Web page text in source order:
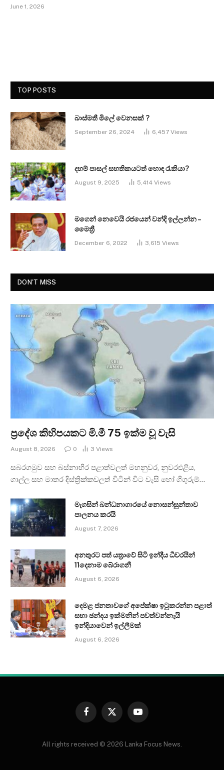
June 1, 2026
TOP POSTS
බාස්මතී මිලේ වෙනසක් ?
September 26, 2024 6,457 Views
දහම් පාසල් සහතිකයටත් හොඳ රැකියා?
August 9, 2025 5,414 Views
මගෙන් නෙවෙයි රජයෙන් වන්දි ඉල්ලන්න –
මෛත්‍රී
December 6, 2022 3,615 Views
DON'T MISS
ප්‍රදේශ කිහිපයකට මි.මී 75 ඉක්ම වූ වැසි
August 8, 2026 0 3 Views
සබරගමුව සහ බස්නාහිර පළාත්වලත් මහනුවර, නුවරඑළිය,
ගාල්ල සහ මාතර දිස්ත්‍රික්කවලත් විටින් විට වැසි හෝ ගිගුරුම්…
මැගසින් බන්ධනාගාරයේ නොසන්සුන්තාව
පාලනය කරයි
August 7, 2026
අනතුරට පත් යත්‍රාවේ සිටි ඉන්දීය ධීවරයින්
11දෙනාම බේරාගනී
August 6, 2026
දෙමළ ජනතාවගේ අපේක්ෂා ඉටුකරන්න පළාත්
සභා ඡන්දය ඉක්මනින් පවත්වන්නැයි
ඉන්දියාවෙන් ඉල්ලීමක්
August 6, 2026
Facebook
X
YouTube
All rights received © 2026 Lanka Focus News.